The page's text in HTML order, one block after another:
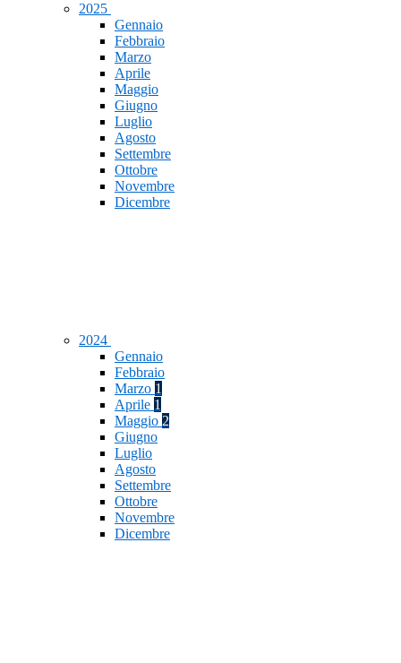
2025
Gennaio
Febbraio
Marzo
Aprile
Maggio
Giugno
Luglio
Agosto
Settembre
Ottobre
Novembre
Dicembre
2024
Gennaio
Febbraio
Marzo 1
Aprile 1
Maggio 2
Giugno
Luglio
Agosto
Settembre
Ottobre
Novembre
Dicembre